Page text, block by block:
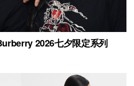
2026七夕限定系列